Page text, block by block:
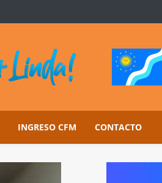
INGRESO CFM CONTACTO